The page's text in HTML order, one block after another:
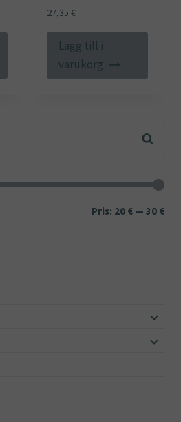
27,35 €
Lägg till i
varukorg
Sök
Min
Pris: 20 € — 30 €